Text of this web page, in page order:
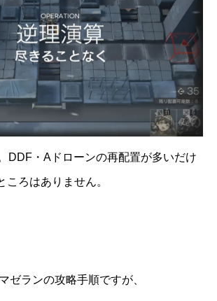
DDF・Aドローンの再配置が多いだけ
ころはありません。
ゼランの攻略手順ですが、